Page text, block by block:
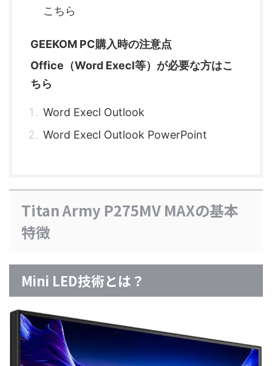
こちら
GEEKOM PC購入時の注意点
Office（Word Execl等）が必要な方はこ
ちら
Word Execl Outlook
Word Execl Outlook PowerPoint
Titan Army P275MV MAXの基本
特徴
Mini LED技術とは？